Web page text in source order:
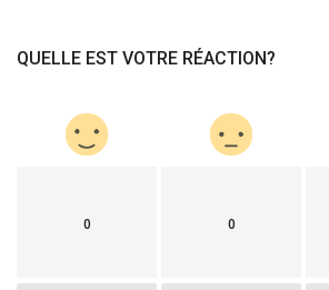
QUELLE EST VOTRE RÉACTION?
0 0